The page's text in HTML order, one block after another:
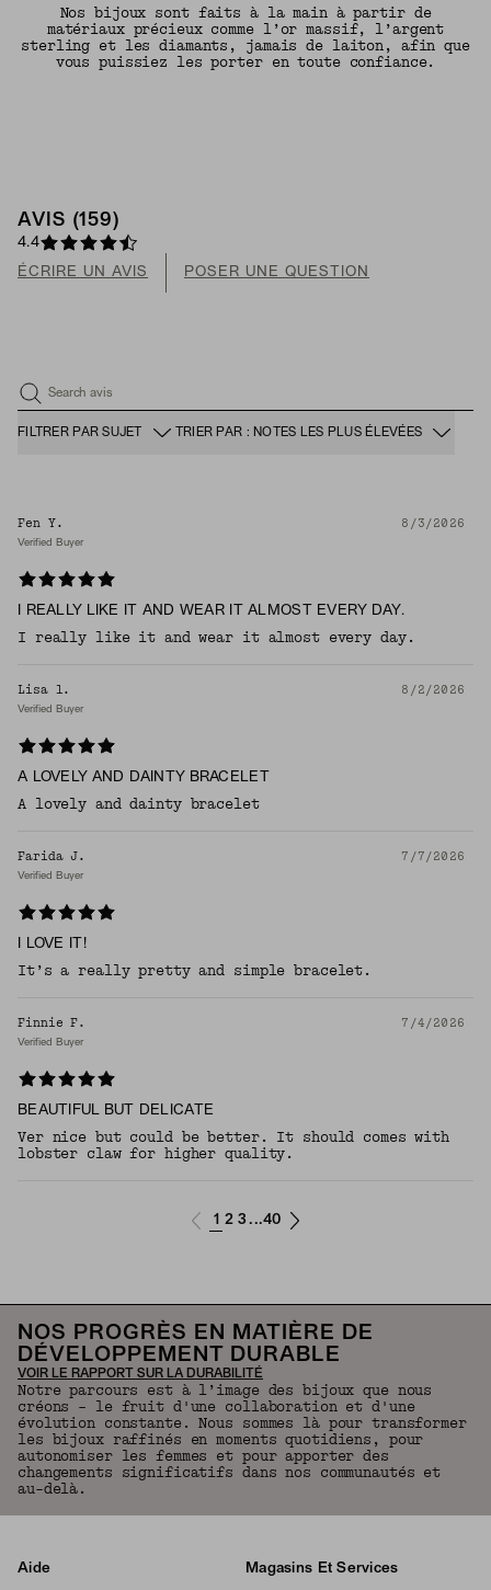
Nos bijoux sont faits à la main à partir de
matériaux précieux comme l’or massif, l’argent
sterling et les diamants, jamais de laiton, afin que
vous puissiez les porter en toute confiance.
AVIS (159)
4.4
ÉCRIRE UN AVIS POSER UNE QUESTION
Search avis
FILTRER PAR SUJET TRIER PAR : NOTES LES PLUS ÉLEVÉES
Fen Y. 8/3/2026
Verified Buyer
I REALLY LIKE IT AND WEAR IT ALMOST EVERY DAY.
I really like it and wear it almost every day.
Lisa l. 8/2/2026
Verified Buyer
A LOVELY AND DAINTY BRACELET
A lovely and dainty bracelet
Farida J. 7/7/2026
Verified Buyer
I LOVE IT!
It’s a really pretty and simple bracelet.
Finnie F. 7/4/2026
Verified Buyer
BEAUTIFUL BUT DELICATE
Ver nice but could be better. It should comes with
lobster claw for higher quality.
1 2 3 ...40
NOS PROGRÈS EN MATIÈRE DE
DÉVELOPPEMENT DURABLE
VOIR LE RAPPORT SUR LA DURABILITÉ
Notre parcours est à l’image des bijoux que nous
créons – le fruit d'une collaboration et d'une
évolution constante. Nous sommes là pour transformer
les bijoux raffinés en moments quotidiens, pour
autonomiser les femmes et pour apporter des
changements significatifs dans nos communautés et
au-delà.
Aide Magasins Et Services